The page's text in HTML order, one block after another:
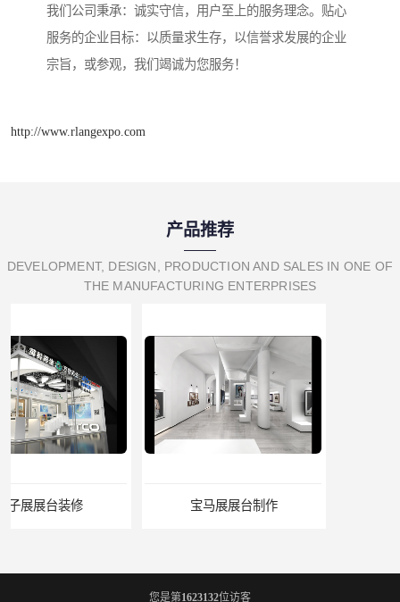
我们公司秉承：诚实守信，用户至上的服务理念。贴心
服务的企业目标：以质量求生存，以信誉求发展的企业
宗旨，或参观，我们竭诚为您服务！
http://www.rlangexpo.com
产品推荐
DEVELOPMENT, DESIGN, PRODUCTION AND SALES IN ONE OF
THE MANUFACTURING ENTERPRISES
宝马展展台制作 焙烤展展位装修
您是第1623132位访客